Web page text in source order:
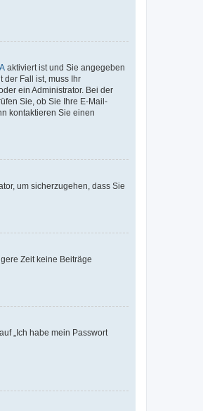
aktiviert ist und Sie angegeben
der Fall ist, muss Ihr
ein Administrator. Bei der
Sie, ob Sie Ihre E-Mail-
kontaktieren Sie einen
um sicherzugehen, dass Sie
Zeit keine Beiträge
„Ich habe mein Passwort